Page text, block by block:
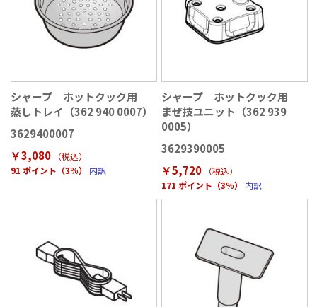
シャープ ホットクック用
蒸しトレイ（362 940 0007）
3629400007
￥3,080
（税込）
91 ポイント（3％）
内訳
シャープ ホットクック用
まぜ技ユニット（362 939
0005）
3629390005
￥5,720
（税込）
171 ポイント（3％）
内訳